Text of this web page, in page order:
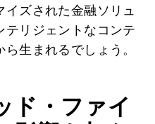
ズされた金融ソリュ
テリジェントなコンテ
生まれるでしょう。
ド・ファイ